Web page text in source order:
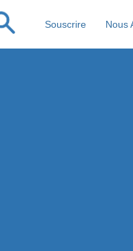
Souscrire Nous